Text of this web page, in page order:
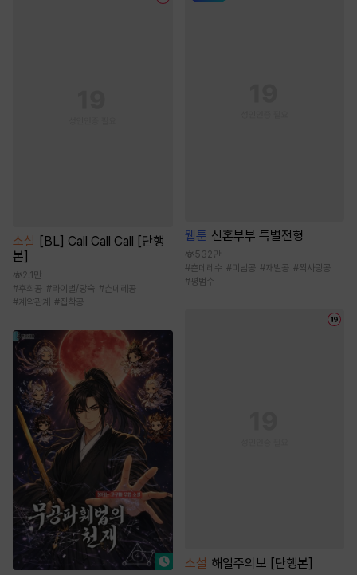
소설 [BL] Call Call Call [단행
본]
2.1만
#후회공 #라이벌/앙숙 #츤데레공
# 계약관계 #집착공
웹툰 신혼부부 특별전형
532만
#츤데레수 #미남공 #재벌공 #짝사랑공
#평범수
소설 해일주의보 [단행본]